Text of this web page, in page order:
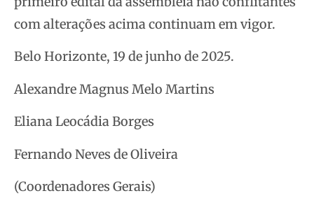
com alterações acima continuam em vigor.
Belo Horizonte, 19 de junho de 2025.
Alexandre Magnus Melo Martins
Eliana Leocádia Borges
Fernando Neves de Oliveira
(Coordenadores Gerais)